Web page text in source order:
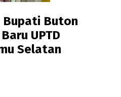
Bupati Buton
UPTD
Selatan